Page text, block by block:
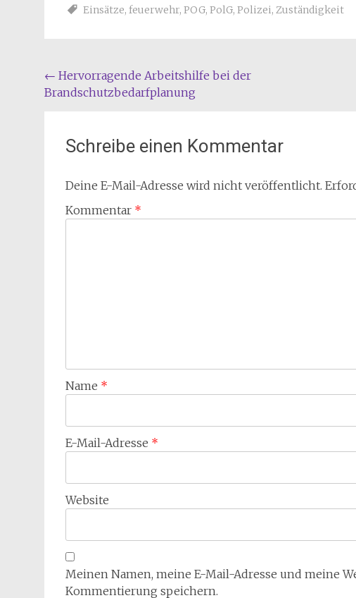
Einsätze, feuerwehr, POG, PolG, Polizei, Zuständigkeit
Beitragsnavigation
← Hervorragende Arbeitshilfe bei der
Brandschutzbedarfplanung
Schreibe einen Kommentar
Deine E-Mail-Adresse wird nicht veröffentlicht.
Kommentar *
Name *
E-Mail-Adresse *
Website
Meinen Namen, meine E-Mail-Adresse und meine
Kommentierung speichern.